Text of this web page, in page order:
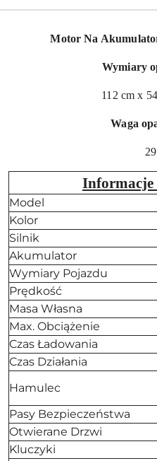
Motor Na
Wymiary
112 cm x
Waga
Informacje
Model
Kolor
Silnik
Akumulator
Wymiary Pojazdu
Prędkość
Masa Własna
Max. Obciążenie
Czas Ładowania
Czas Działania
Hamulec
Pasy Bezpieczeństwa
Otwierane Drzwi
Kluczyki